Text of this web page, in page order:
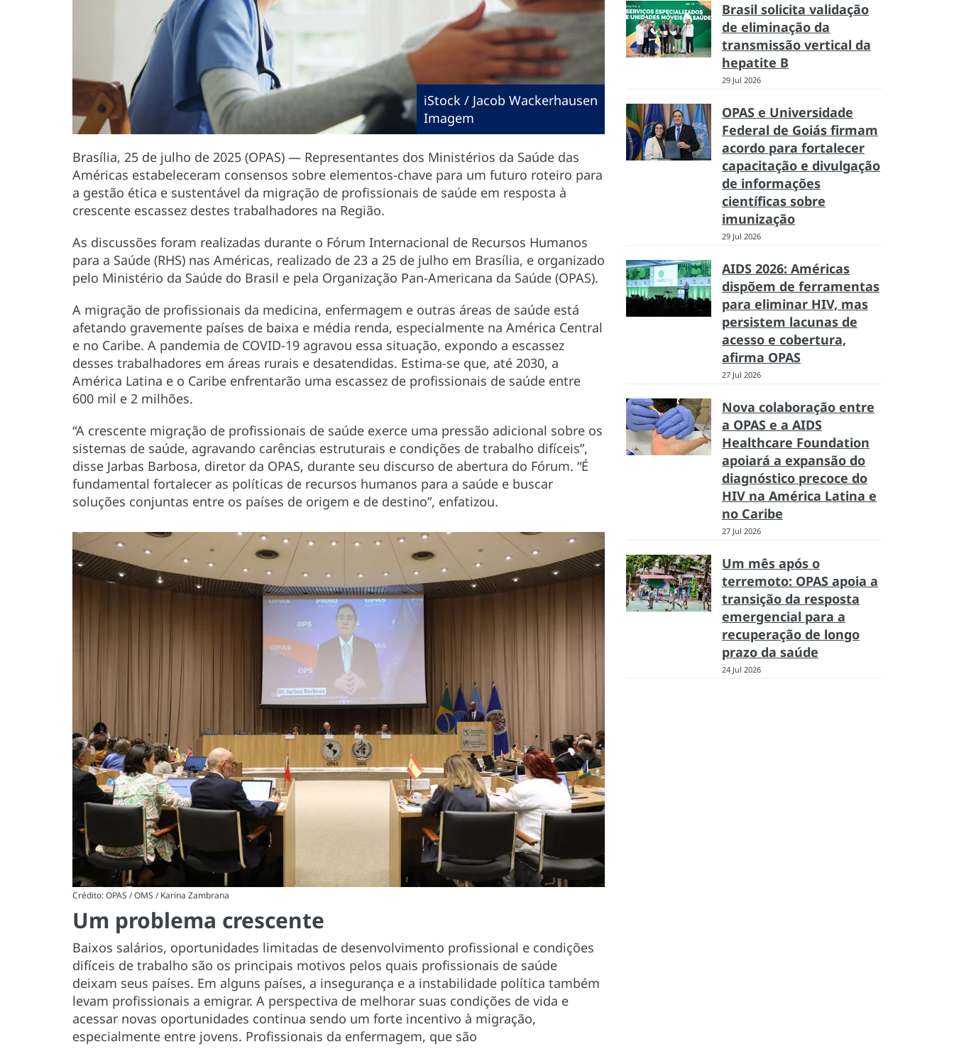
iStock / Jacob Wackerhausen
Imagem
Brasília, 25 de julho de 2025 (OPAS) — Representantes dos Ministérios da Saúde das
Américas estabeleceram consensos sobre elementos-chave para um futuro roteiro para
a gestão ética e sustentável da migração de profissionais de saúde em resposta à
crescente escassez destes trabalhadores na Região.
As discussões foram realizadas durante o Fórum Internacional de Recursos Humanos
para a Saúde (RHS) nas Américas, realizado de 23 a 25 de julho em Brasília, e organizado
pelo Ministério da Saúde do Brasil e pela Organização Pan-Americana da Saúde (OPAS).
A migração de profissionais da medicina, enfermagem e outras áreas de saúde está
afetando gravemente países de baixa e média renda, especialmente na América Central
e no Caribe. A pandemia de COVID-19 agravou essa situação, expondo a escassez
desses trabalhadores em áreas rurais e desatendidas. Estima-se que, até 2030, a
América Latina e o Caribe enfrentarão uma escassez de profissionais de saúde entre
600 mil e 2 milhões.
“A crescente migração de profissionais de saúde exerce uma pressão adicional sobre os
sistemas de saúde, agravando carências estruturais e condições de trabalho difíceis”,
disse Jarbas Barbosa, diretor da OPAS, durante seu discurso de abertura do Fórum. “É
fundamental fortalecer as políticas de recursos humanos para a saúde e buscar
soluções conjuntas entre os países de origem e de destino”, enfatizou.
Crédito: OPAS / OMS / Karina Zambrana
Um problema crescente
Baixos salários, oportunidades limitadas de desenvolvimento profissional e condições
difíceis de trabalho são os principais motivos pelos quais profissionais de saúde
deixam seus países. Em alguns países, a insegurança e a instabilidade política também
levam profissionais a emigrar. A perspectiva de melhorar suas condições de vida e
acessar novas oportunidades continua sendo um forte incentivo à migração,
especialmente entre jovens. Profissionais da enfermagem, que são
Brasil solicita validação
de eliminação da
transmissão vertical da
hepatite B
29 Jul 2026
OPAS e Universidade
Federal de Goiás firmam
acordo para fortalecer
capacitação e divulgação
de informações
científicas sobre
imunização
29 Jul 2026
AIDS 2026: Américas
dispõem de ferramentas
para eliminar HIV, mas
persistem lacunas de
acesso e cobertura,
afirma OPAS
27 Jul 2026
Nova colaboração entre
a OPAS e a AIDS
Healthcare Foundation
apoiará a expansão do
diagnóstico precoce do
HIV na América Latina e
no Caribe
27 Jul 2026
Um mês após o
terremoto: OPAS apoia a
transição da resposta
emergencial para a
recuperação de longo
prazo da saúde
24 Jul 2026